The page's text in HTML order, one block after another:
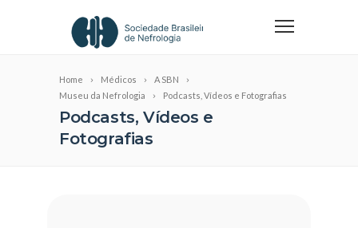
Home Médicos
A SBN
Museu da Nefrologia
Podcasts, Vídeos e Fotografias
Podcasts, Vídeos e
Fotografias